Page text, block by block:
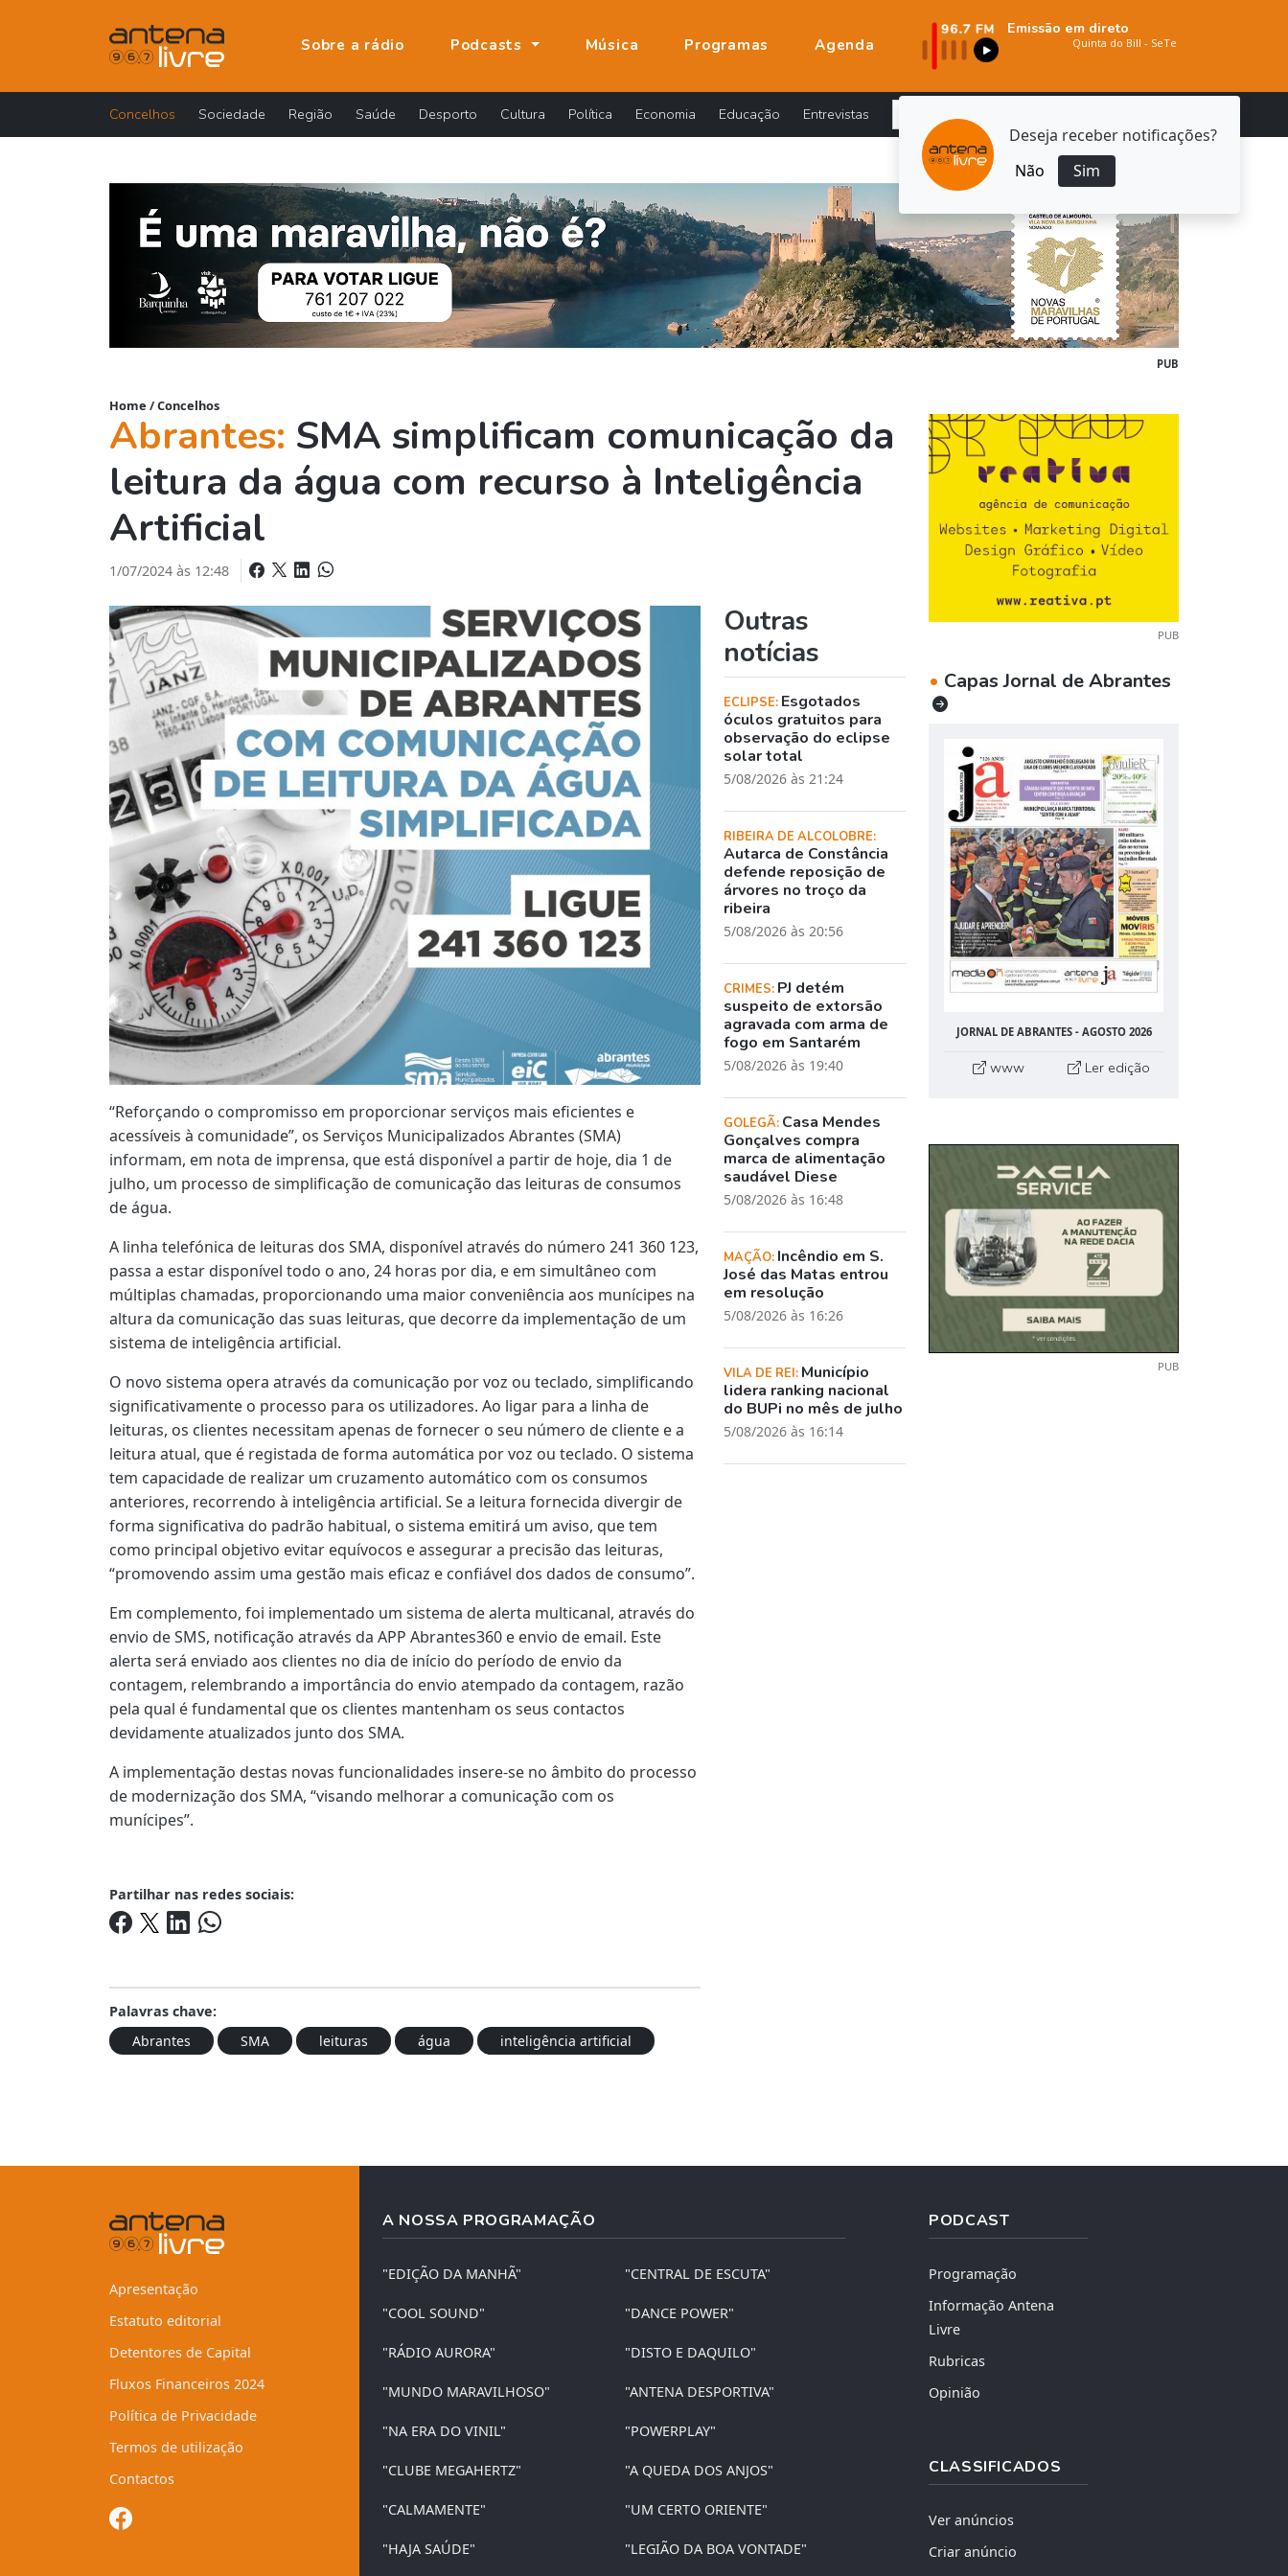
Deseja receber notificações?
Não
Sim
Sobre a rádio Podcasts Música Programas Agenda
Emissão em direto
Concelhos Sociedade Região Saúde Desporto Cultura Política Economia Educação Entrevistas
PUB
Home /Concelhos
Abrantes: SMA simplificam comunicação da
leitura da água com recurso à Inteligência
Artificial
1/07/2024 às 12:48
“Reforçando o compromisso em proporcionar serviços mais eficientes e
acessíveis à comunidade”, os Serviços Municipalizados Abrantes (SMA)
informam, em nota de imprensa, que está disponível a partir de hoje, dia 1 de
julho, um processo de simplificação de comunicação das leituras de consumos
de água.
A linha telefónica de leituras dos SMA, disponível através do número 241 360 123,
passa a estar disponível todo o ano, 24 horas por dia, e em simultâneo com
múltiplas chamadas, proporcionando uma maior conveniência aos munícipes na
altura da comunicação das suas leituras, que decorre da implementação de um
sistema de inteligência artificial.
O novo sistema opera através da comunicação por voz ou teclado, simplificando
significativamente o processo para os utilizadores. Ao ligar para a linha de
leituras, os clientes necessitam apenas de fornecer o seu número de cliente e a
leitura atual, que é registada de forma automática por voz ou teclado. O sistema
tem capacidade de realizar um cruzamento automático com os consumos
anteriores, recorrendo à inteligência artificial. Se a leitura fornecida divergir de
forma significativa do padrão habitual, o sistema emitirá um aviso, que tem
como principal objetivo evitar equívocos e assegurar a precisão das leituras,
“promovendo assim uma gestão mais eficaz e confiável dos dados de consumo”.
Em complemento, foi implementado um sistema de alerta multicanal, através do
envio de SMS, notificação através da APP Abrantes360 e envio de email. Este
alerta será enviado aos clientes no dia de início do período de envio da
contagem, relembrando a importância do envio atempado da contagem, razão
pela qual é fundamental que os clientes mantenham os seus contactos
devidamente atualizados junto dos SMA.
A implementação destas novas funcionalidades insere-se no âmbito do processo
de modernização dos SMA, “visando melhorar a comunicação com os
munícipes”.
Partilhar nas redes sociais:
Palavras chave:
Abrantes
SMA leituras água inteligência artificial
Outras
notícias
ECLIPSE: Esgotados
óculos gratuitos para
observação do eclipse
solar total
5/08/2026 às 21:24
RIBEIRA DE ALCOLOBRE:
Autarca de Constância
defende reposição de
árvores no troço da
ribeira
5/08/2026 às 20:56
CRIMES: PJ detém
suspeito de extorsão
agravada com arma de
fogo em Santarém
5/08/2026 às 19:40
GOLEGÃ: Casa Mendes
Gonçalves compra
marca de alimentação
saudável Diese
5/08/2026 às 16:48
MAÇÃO: Incêndio em S.
José das Matas entrou
em resolução
5/08/2026 às 16:26
VILA DE REI: Município
lidera ranking nacional
do BUPi no mês de julho
5/08/2026 às 16:14
PUB
• Capas Jornal de Abrantes
JORNAL DE ABRANTES - AGOSTO 2026
www Ler edição
PUB
Apresentação
Estatuto editorial
Detentores de Capital
Fluxos Financeiros 2024
Política de Privacidade
Termos de utilização
Contactos
A NOSSA PROGRAMAÇÃO
"EDIÇÃO DA MANHÃ" "CENTRAL DE ESCUTA"
"COOL SOUND" "DANCE POWER"
"RÁDIO AURORA" "DISTO E DAQUILO"
"MUNDO MARAVILHOSO" "ANTENA DESPORTIVA"
"NA ERA DO VINIL" "POWERPLAY"
"CLUBE MEGAHERTZ" "A QUEDA DOS ANJOS"
"CALMAMENTE" "UM CERTO ORIENTE"
"HAJA SAÚDE" "LEGIÃO DA BOA VONTADE"
PODCAST
Programação
Informação Antena
Livre
Rubricas
Opinião
CLASSIFICADOS
Ver anúncios
Criar anúncio